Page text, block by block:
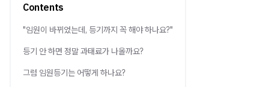
Contents
"임원이 바뀌었는데, 등기까지 꼭 해야 하나요?"
등기 안 하면 정말 과태료가 나올까요?
그럼 임원등기는 어떻게 하나요?